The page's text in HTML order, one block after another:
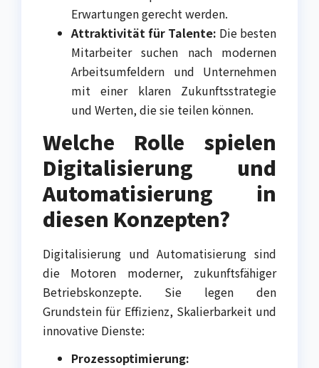
Erwartungen gerecht werden.
Attraktivität für Talente: Die besten
Mitarbeiter suchen nach modernen
Arbeitsumfeldern und Unternehmen
mit einer klaren Zukunftsstrategie
und Werten, die sie teilen können.
Welche Rolle spielen
Digitalisierung und
Automatisierung in
diesen Konzepten?
Digitalisierung und Automatisierung sind
die Motoren moderner, zukunftsfähiger
Betriebskonzepte. Sie legen den
Grundstein für Effizienz, Skalierbarkeit und
innovative Dienste:
Prozessoptimierung: